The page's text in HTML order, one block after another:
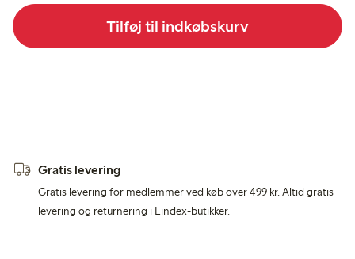
Tilføj til indkøbskurv
Gratis levering
Gratis levering for medlemmer ved køb over 499 kr. Altid gratis
levering og returnering i Lindex-butikker.